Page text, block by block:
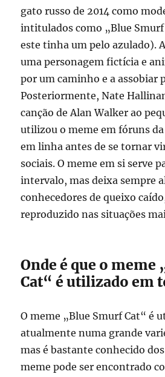
gato russo de 2014 como
intitulados como „Blue
este tinha um pelo azulado).
uma personagem fictícia e
por um caminho e a assobiar
Posteriormente, Nate
canção de Alan Walker ao
utilizou o meme em fóruns
em linha antes de se tornar
sociais. O meme em si serve
intervalo, mas deixa sempre
conhecedores de queixo
reproduzido nas situações
Onde é que o meme
Cat“ é utilizado em
O meme „Blue Smurf Cat“ é
atualmente numa grande
mas é bastante conhecido
meme pode ser encontrado